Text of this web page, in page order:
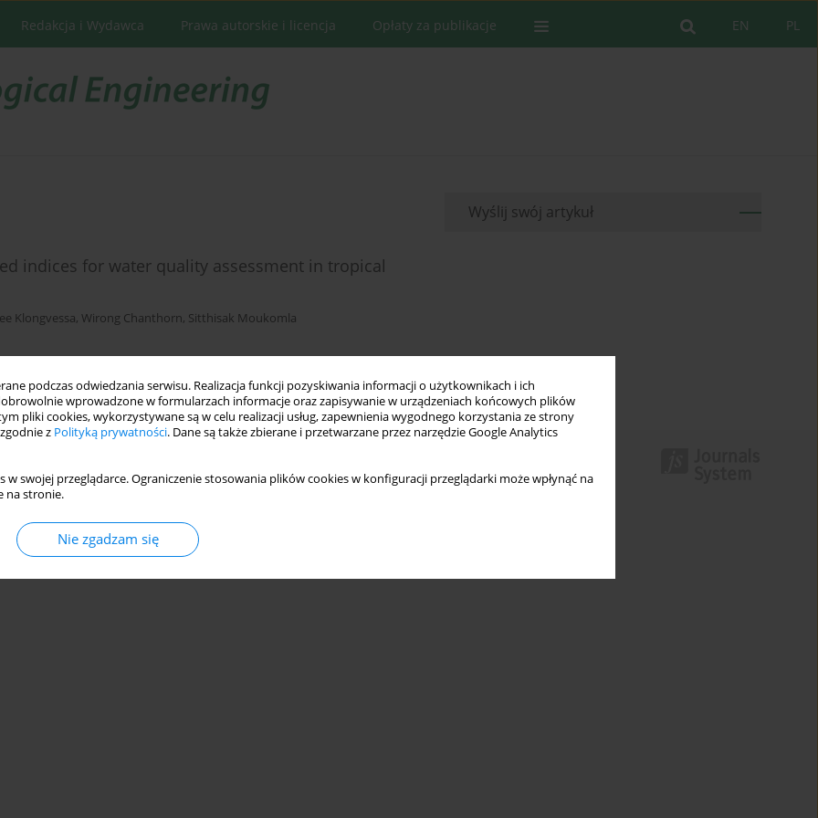
podczas odwiedzania serwisu. Realizacja funkcji pozyskiwania informacji o użytkownikach i ich
wprowadzone w formularzach informacje oraz zapisywanie w urządzeniach końcowych plików
pliki cookies, wykorzystywane są w celu realizacji usług, zapewnienia wygodnego korzystania ze strony
z Polityką prywatności. Dane są także zbierane i przetwarzane przez narzędzie Google Analytics
w swojej przeglądarce. Ograniczenie stosowania plików cookies w konfiguracji przeglądarki może wpłynąć na
na stronie.
Nie zgadzam się
PL
EN
Redakcja i Wydawca Prawa autorskie i licencja Opłaty za publikacje
indices for water quality assessment in tropical
Klongvessa, Wirong Chanthorn, Sitthisak Moukomla
Statystyki
Wyślij swój artykuł
© 2006-2026 Journal hosting platform by